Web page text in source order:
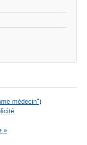
médecin")
»